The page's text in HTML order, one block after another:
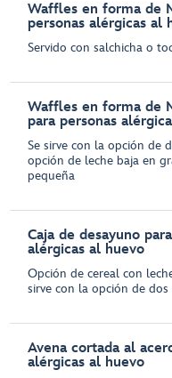
Waffles en forma de
personas alérgicas al
Servido con salchicha o
Waffles en forma de
para personas
Se sirve con la opción de
opción de leche baja en
pequeña
Caja de desayuno
alérgicas al huevo
Opción de cereal con
sirve con la opción de dos
Avena cortada al
alérgicas al huevo